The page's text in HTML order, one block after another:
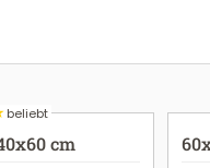
beliebt
cm